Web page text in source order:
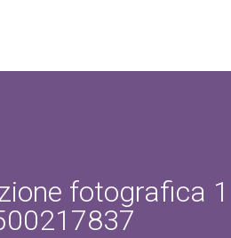
fotografica